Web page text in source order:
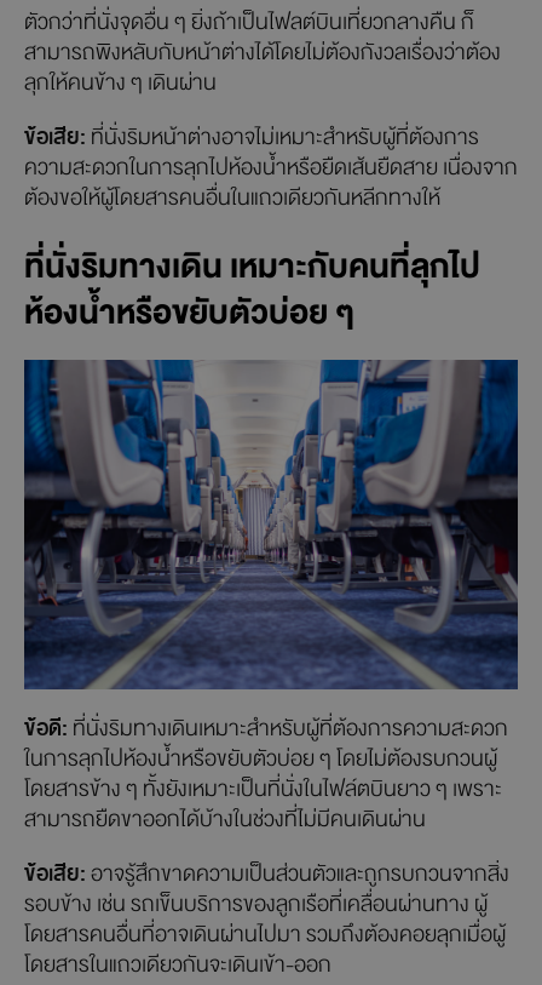
ตัวกว่าที่นั่งจุดอื่น ๆ ยิ่งถ้าเป็นไฟลต์บินเที่ยวกลางคืน ก็
สามารถพิงหลับกับหน้าต่างได้โดยไม่ต้องกังวลเรื่องว่าต้อง
ลุกให้คนข้าง ๆ เดินผ่าน
ข้อเสีย: ที่นั่งริมหน้าต่างอาจไม่เหมาะสำหรับผู้ที่ต้องการ
ความสะดวกในการลุกไปห้องน้ำหรือยืดเส้นยืดสาย เนื่องจาก
ต้องขอให้ผู้โดยสารคนอื่นในแถวเดียวกันหลีกทางให้
ที่นั่งริมทางเดิน เหมาะกับคนที่ลุกไป
ห้องน้ำหรือขยับตัวบ่อย ๆ
ข้อดี: ที่นั่งริมทางเดินเหมาะสำหรับผู้ที่ต้องการความสะดวก
ในการลุกไปห้องน้ำหรือขยับตัวบ่อย ๆ โดยไม่ต้องรบกวนผู้
โดยสารข้าง ๆ ทั้งยังเหมาะเป็นที่นั่งในไฟล์ตบินยาว ๆ เพราะ
สามารถยืดขาออกได้บ้างในช่วงที่ไม่มีคนเดินผ่าน
ข้อเสีย:อาจรู้สึกขาดความเป็นส่วนตัวและถูกรบกวนจากสิ่ง
รอบข้าง เช่น รถเข็นบริการของลูกเรือที่เคลื่อนผ่านทาง ผู้
โดยสารคนอื่นที่อาจเดินผ่านไปมา รวมถึงต้องคอยลุกเมื่อผู้
โดยสารในแถวเดียวกันจะเดินเข้า-ออก